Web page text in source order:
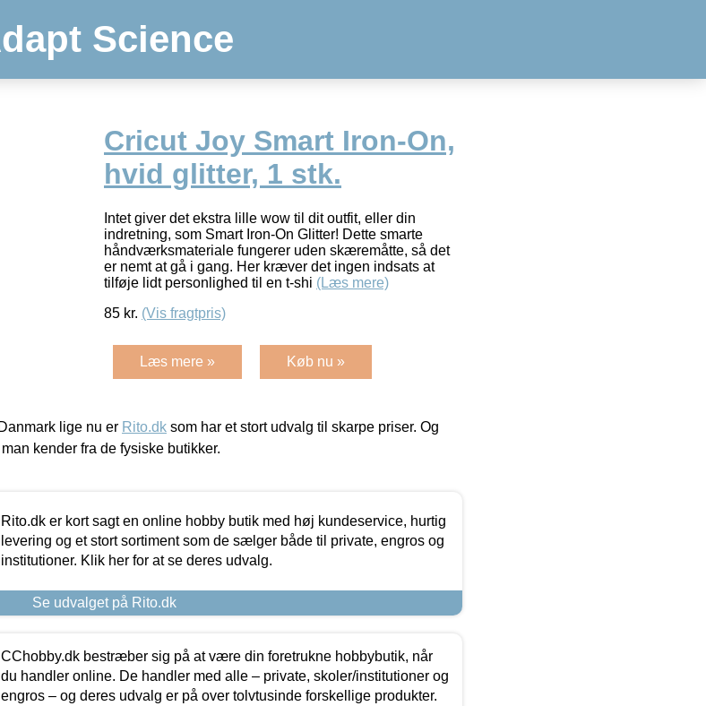
Science
Cricut Joy Smart Iron-On,
hvid glitter, 1 stk.
Intet giver det ekstra lille wow til dit outfit, eller din
indretning, som Smart Iron-On Glitter! Dette smarte
håndværksmateriale fungerer uden skæremåtte, så det
er nemt at gå i gang. Her kræver det ingen indsats at
tilføje lidt personlighed til en t-shi (Læs mere)
85 kr. (Vis fragtpris)
Læs mere » Køb nu »
lige nu er Rito.dk som har et stort udvalg til skarpe priser. Og
kender fra de fysiske butikker.
Rito.dk er kort sagt en online hobby butik med høj kundeservice, hurtig
levering og et stort sortiment som de sælger både til private, engros og
institutioner. Klik her for at se deres udvalg.
Se udvalget på Rito.dk
CChobby.dk bestræber sig på at være din foretrukne hobbybutik, når
du handler online. De handler med alle – private, skoler/institutioner og
engros – og deres udvalg er på over tolvtusinde forskellige produkter.